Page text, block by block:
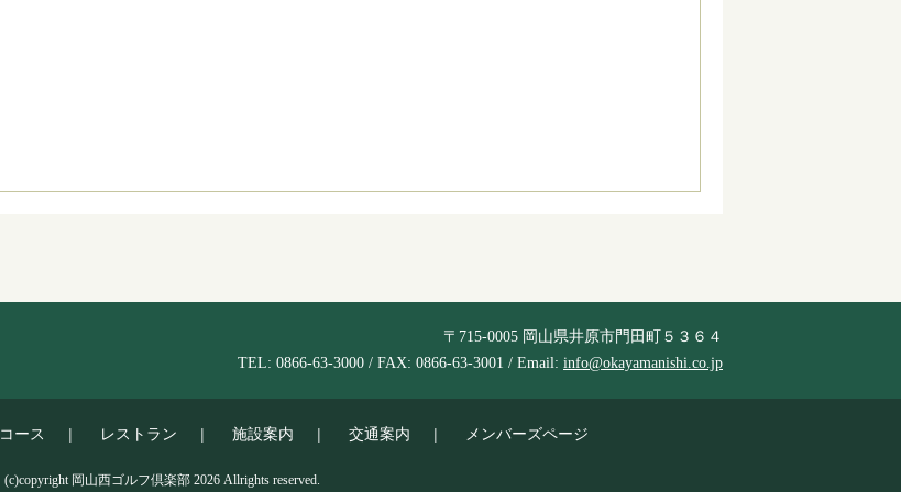
〒715-0005 岡山県井原市門田町５３６４
TEL: 0866-63-3000 / FAX: 0866-63-3001 / Email: info@okayamanishi.co.jp
コース レストラン 施設案内 交通案内 メンバーズページ
(c)copyright 岡山西ゴルフ倶楽部 2026 Allrights reserved.